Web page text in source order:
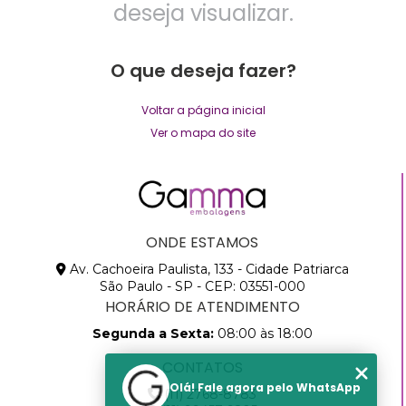
deseja visualizar.
O que deseja fazer?
Voltar a página inicial
Ver o mapa do site
ONDE ESTAMOS
Av. Cachoeira Paulista, 133 - Cidade Patriarca
São Paulo - SP - CEP: 03551-000
HORÁRIO DE ATENDIMENTO
Segunda a Sexta:08:00 às 18:00
CONTATOS
(11) 2768-8783
Olá! Fale agora pelo WhatsApp